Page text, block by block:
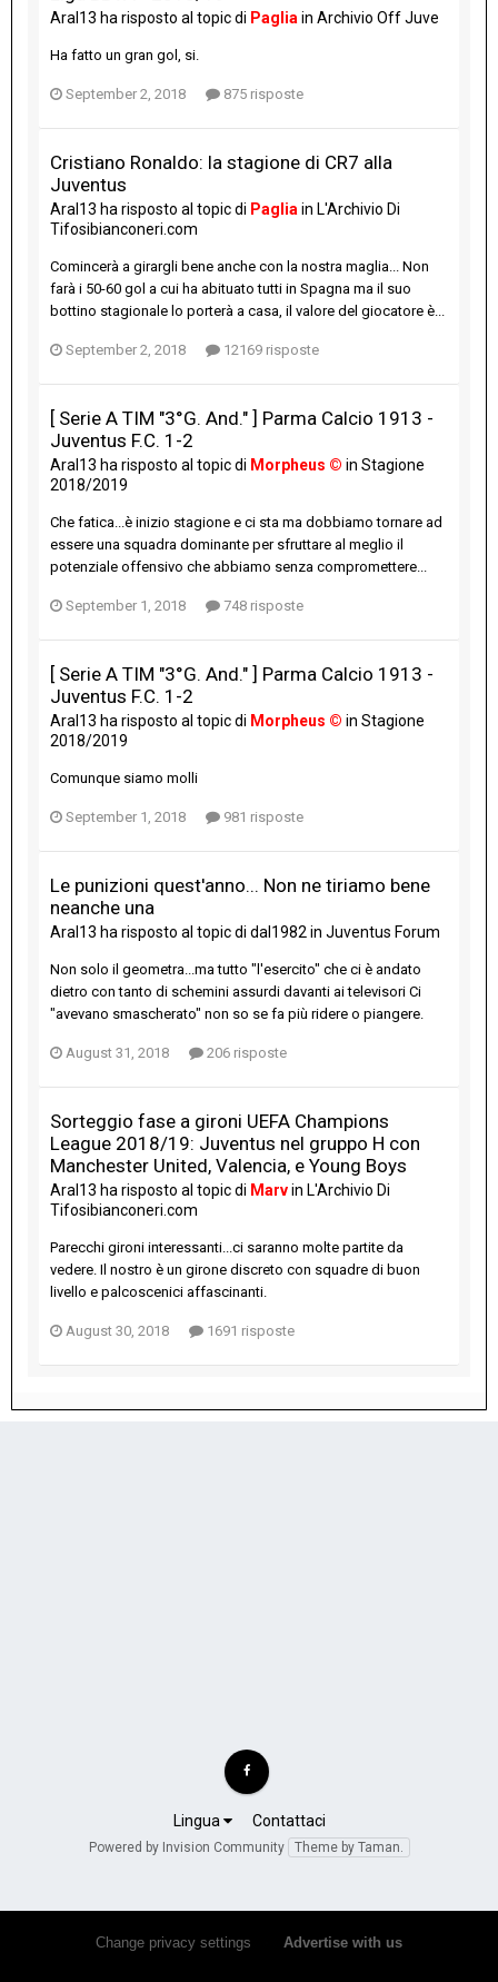
Aral13 ha risposto al topic di Pagliain Archivio Off Juve
Ha fatto un gran gol, si.
September 2, 2018 875 risposte
Cristiano Ronaldo: la stagione di CR7 alla
Juventus
Aral13 ha risposto al topic di Pagliain L'Archivio Di
Tifosibianconeri.com
Comincerà a girargli bene anche con la nostra maglia... Non
farà i 50-60 gol a cui ha abituato tutti in Spagna ma il suo
bottino stagionale lo porterà a casa, il valore del giocatore è...
September 2, 2018 12169 risposte
[ Serie A TIM "3°G. And." ] Parma Calcio 1913 -
Juventus F.C. 1-2
Aral13 ha risposto al topic di Morpheus © in Stagione
2018/2019
Che fatica...è inizio stagione e ci sta ma dobbiamo tornare ad
essere una squadra dominante per sfruttare al meglio il
potenziale offensivo che abbiamo senza compromettere...
September 1, 2018 748 risposte
[ Serie A TIM "3°G. And." ] Parma Calcio 1913 -
Juventus F.C. 1-2
Aral13 ha risposto al topic di Morpheus © in Stagione
2018/2019
Comunque siamo molli
September 1, 2018 981 risposte
Le punizioni quest'anno... Non ne tiriamo bene
neanche una
Aral13 ha risposto al topic di dal1982in Juventus Forum
Non solo il geometra...ma tutto "l'esercito" che ci è andato
dietro con tanto di schemini assurdi davanti ai televisori Ci
"avevano smascherato" non so se fa più ridere o piangere.
August 31, 2018 206 risposte
Sorteggio fase a gironi UEFA Champions
League 2018/19: Juventus nel gruppo H con
Manchester United, Valencia, e Young Boys
Aral13 ha risposto al topic di Marvin L'Archivio Di
Tifosibianconeri.com
Parecchi gironi interessanti...ci saranno molte partite da
vedere. Il nostro è un girone discreto con squadre di buon
livello e palcoscenici affascinanti.
August 30, 2018 1691 risposte
Lingua Contattaci
Powered by Invision Community Theme by Taman.
Change privacy settings Advertise with us